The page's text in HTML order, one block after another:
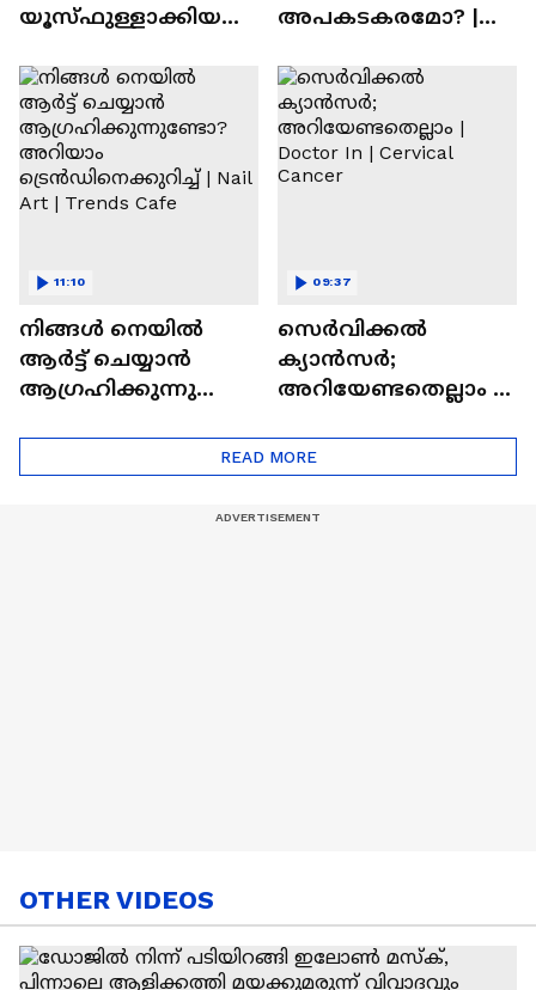
യൂസ്ഫുള്ളാക്കിയ
അപകടകരമോ? |
നിങ്ങൾ നെയിൽ
ആർട്ട് ചെയ്യാൻ
ആഗ്രഹിക്കുന്നുണ്ടോ
ട്രെൻഡിനെക്കുറിച്ച് |
Nail Art | Trends Cafe
11:10
സെർവിക്കൽ
ക്യാൻസർ;
അറിയേണ്ടതെല്ലാം |
Cancer
09:37
READ MORE
OTHER VIDEOS